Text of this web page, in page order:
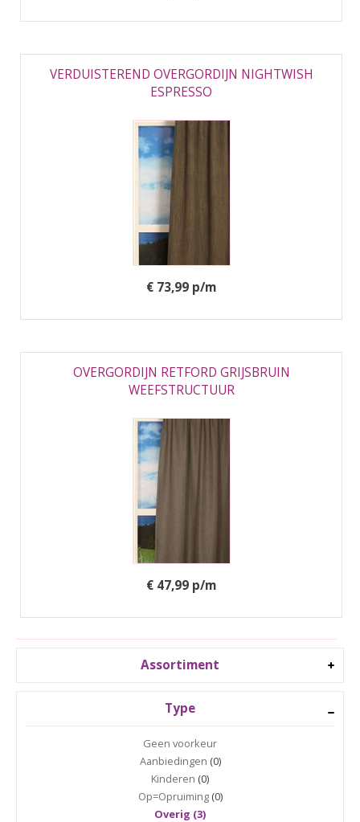
Assortiment
Type
Geen voorkeur
Aanbiedingen (0)
Kinderen (0)
Op=Opruiming(0)
Overig (3)
VERDUISTEREND OVERGORDIJN NIGHTWISH
ESPRESSO
€ 73,99 p/m
OVERGORDIJN RETFORD GRIJSBRUIN
WEEFSTRUCTUUR
€ 47,99 p/m